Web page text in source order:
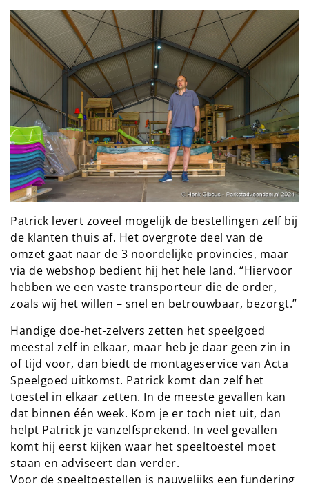
Patrick levert zoveel mogelijk de bestellingen zelf bij
de klanten thuis af. Het overgrote deel van de
omzet gaat naar de 3 noordelijke provincies, maar
via de webshop bedient hij het hele land. “Hiervoor
hebben we een vaste transporteur die de order,
zoals wij het willen – snel en betrouwbaar, bezorgt.”
Handige doe-het-zelvers zetten het speelgoed
meestal zelf in elkaar, maar heb je daar geen zin in
of tijd voor, dan biedt de montageservice van Acta
Speelgoed uitkomst. Patrick komt dan zelf het
toestel in elkaar zetten. In de meeste gevallen kan
dat binnen één week. Kom je er toch niet uit, dan
helpt Patrick je vanzelfsprekend. In veel gevallen
komt hij eerst kijken waar het speeltoestel moet
staan en adviseert dan verder.
Voor de speeltoestellen is nauwelijks een fundering